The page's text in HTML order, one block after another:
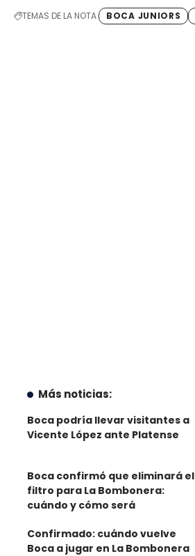
TEMAS DE LA NOTA BOCA JUNIORS
Más noticias:
Boca podría llevar visitantes a
Vicente López ante Platense
Boca confirmó que eliminará el
filtro para La Bombonera:
cuándo y cómo será
Confirmado: cuándo vuelve
Boca a jugar en La Bombonera